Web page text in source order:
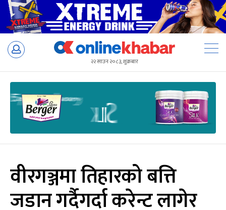
Skip
२२ साउन २०८३, शुक्रबार
वीरगञ्जमा तिहारको बत्ति
जडान गर्दैगर्दा करेन्ट लागेर